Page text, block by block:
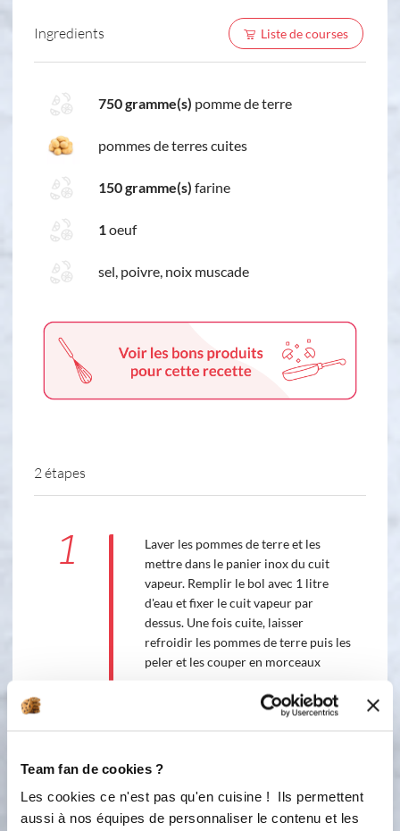
Team fan de cookies ?
Les cookies ce n'est pas qu'en cuisine ! Ils permettent
aussi à nos équipes de personnaliser le contenu et les
Ingredients Liste de courses
750 gramme(s) pomme de terre
pommes de terres cuites
150 gramme(s) farine
1oeuf
sel, poivre, noix muscade
2 étapes
1
Laver les pommes de terre et les
mettre dans le panier inox du cuit
vapeur. Remplir le bol avec 1 litre
d'eau et fixer le cuit vapeur par
dessus. Une fois cuite, laisser
refroidir les pommes de terre puis les
peler et les couper en morceaux